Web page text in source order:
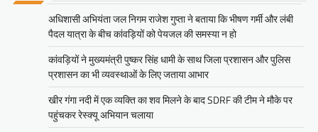
अधिशासी अभियंता जल निगम राजेश गुप्ता ने बताया कि भीषण गर्मी और लंबी
पैदल यात्रा के बीच कांवड़ियों को पेयजल की समस्या न हो
कांवड़ियों ने मुख्यमंत्री पुष्कर सिंह धामी के साथ जिला प्रशासन और पुलिस
प्रशासन का भी व्यवस्थाओं के लिए जताया आभार
खीर गंगा नदी में एक व्यक्ति का शव मिलने के बाद SDRF की टीम ने मौके पर
पहुंचकर रेस्क्यू अभियान चलाया